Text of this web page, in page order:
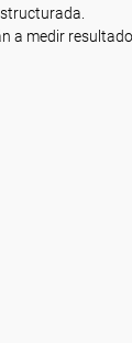
a medir